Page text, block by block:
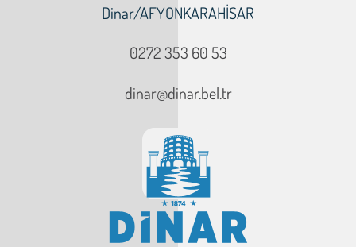
Dinar/AFYONKARAHİSAR
0272 353 60 53
dinar@dinar.bel.tr